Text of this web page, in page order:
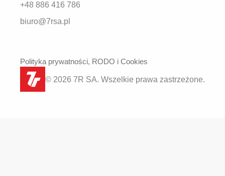
+48 886 416 786
biuro@7rsa.pl
© 2026 7R SA. Wszelkie prawa zastrzeżone.
Polityka prywatności, RODO i Cookies